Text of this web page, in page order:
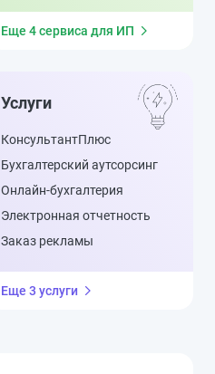
Еще 4 сервиса для ИП
Услуги
КонсультантПлюс
Бухгалтерский аутсорсинг
Онлайн-бухгалтерия
Электронная отчетность
Заказ рекламы
Еще 3 услуги